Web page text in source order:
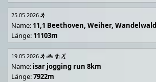
25.05.2026
Name: 11,1 Beethoven, Weiher, Wandelwald
Länge: 11103m
19.05.2026
Name: isar jogging run 8km
Länge:7922m